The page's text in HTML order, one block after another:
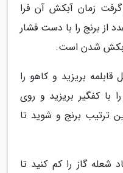
گرفت زمان آبکش آن فرا
از برنج را با دست فشار
شدن است.
بریزید و کاهو را
با کفگیر بریزید و روی
ترتیب برنج و شوید تا
شعله گاز را کم کنید تا